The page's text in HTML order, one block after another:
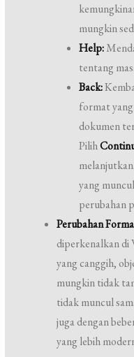
mungkin
Help:
tentang
Back:
format
dokumen
Pilih
yang
perubahan
Perubahan
diperkenalkan
yang canggih,
mungkin tidak
tidak muncul
juga dengan
yang lebih